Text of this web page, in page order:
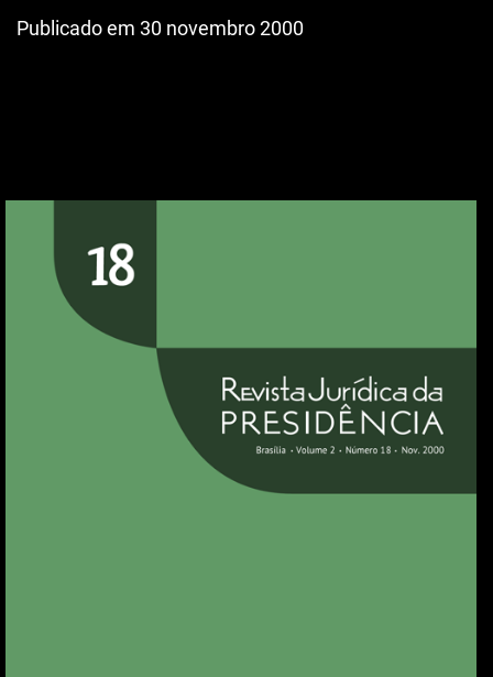
Publicado em 30 novembro 2000